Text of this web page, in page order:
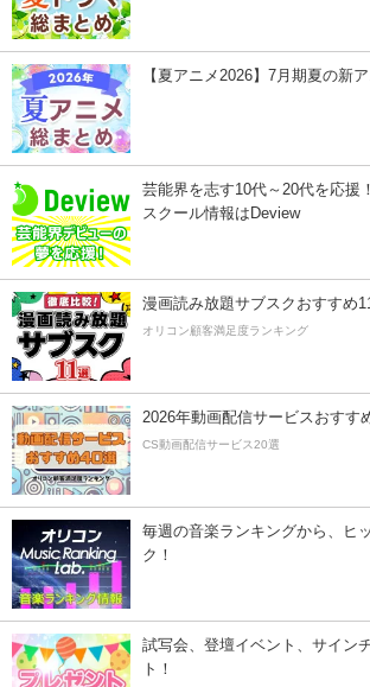
【夏アニメ2026】7月期夏の新
芸能界を志す10代～20代を応援
スクール情報はDeview
漫画読み放題サブスクおすすめ
オリコン顧客満足度ランキング
2026年動画配信サービスおすす
CS動画配信サービス20選
毎週の音楽ランキングから、ヒ
ク！
試写会、登壇イベント、サイン
ト！